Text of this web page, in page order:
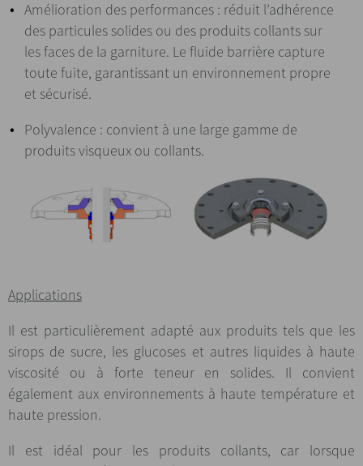
Amélioration des performances : réduit l’adhérence
des particules solides ou des produits collants sur
les faces de la garniture. Le fluide barrière capture
toute fuite, garantissant un environnement propre
et sécurisé.
Polyvalence : convient à une large gamme de
produits visqueux ou collants.
Applications
Il est particulièrement adapté aux produits tels que les
sirops de sucre, les glucoses et autres liquides à haute
viscosité ou à forte teneur en solides. Il convient
également aux environnements à haute température et
haute pression.
Il est idéal pour les produits collants, car lorsque